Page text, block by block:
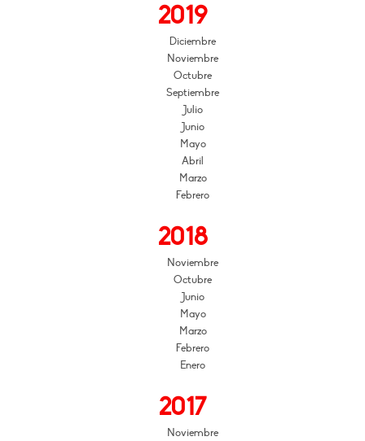
2019
Diciembre
Noviembre
Octubre
Septiembre
Julio
Junio
Mayo
Abril
Marzo
Febrero
2018
Noviembre
Octubre
Junio
Mayo
Marzo
Febrero
Enero
2017
Noviembre